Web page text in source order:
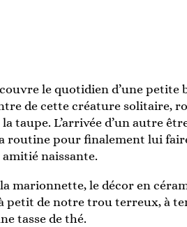
le quotidien d’une petite
de cette créature solitaire,
taupe. L’arrivée d’un autre
routine pour finalement lui
amitié naissante.
marionnette, le décor en
petit de notre trou terreux, à
tasse de thé.